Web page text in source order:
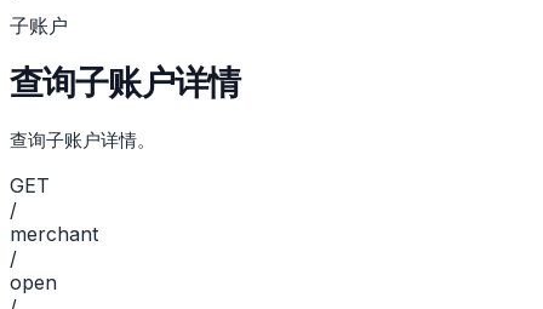
子账户
查询子账户详情
查询子账户详情。
GET
/
merchant
/
open